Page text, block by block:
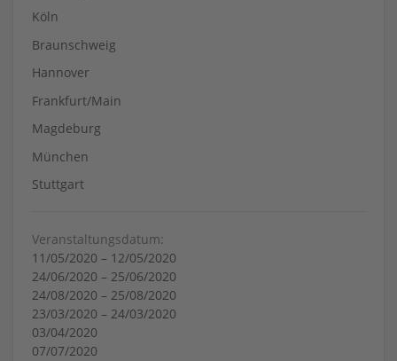
Köln
Braunschweig
Hannover
Frankfurt/Main
Magdeburg
München
Stuttgart
Veranstaltungsdatum:
11/05/2020 – 12/05/2020
24/06/2020 – 25/06/2020
24/08/2020 – 25/08/2020
23/03/2020 – 24/03/2020
03/04/2020
07/07/2020